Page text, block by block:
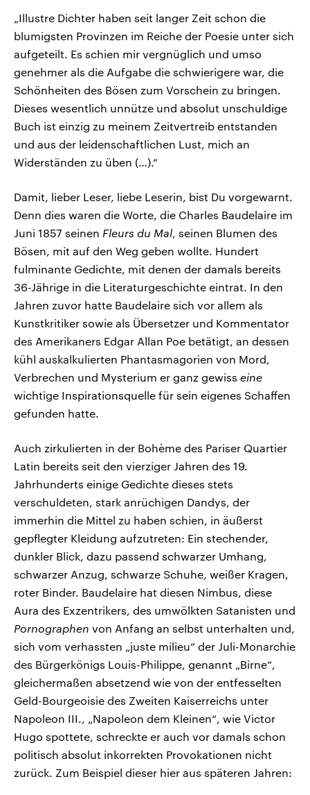
„Illustre Dichter haben seit langer Zeit schon die
blumigsten Provinzen im Reiche der Poesie unter sich
aufgeteilt. Es schien mir vergnüglich und umso
genehmer als die Aufgabe die schwierigere war, die
Schönheiten des Bösen zum Vorschein zu bringen.
Dieses wesentlich unnütze und absolut unschuldige
Buch ist einzig zu meinem Zeitvertreib entstanden
und aus der leidenschaftlichen Lust, mich an
Widerständen zu üben (…).“
Damit, lieber Leser, liebe Leserin, bist Du vorgewarnt.
Denn dies waren die Worte, die Charles Baudelaire im
Juni 1857 seinen Fleurs du Mal, seinen Blumen des
Bösen, mit auf den Weg geben wollte. Hundert
fulminante Gedichte, mit denen der damals bereits
36-Jährige in die Literaturgeschichte eintrat. In den
Jahren zuvor hatte Baudelaire sich vor allem als
Kunstkritiker sowie als Übersetzer und Kommentator
des Amerikaners Edgar Allan Poe betätigt, an dessen
kühl auskalkulierten Phantasmagorien von Mord,
Verbrechen und Mysterium er ganz gewiss eine
wichtige Inspirationsquelle für sein eigenes Schaffen
gefunden hatte.
Auch zirkulierten in der Bohème des Pariser Quartier
Latin bereits seit den vierziger Jahren des 19.
Jahrhunderts einige Gedichte dieses stets
verschuldeten, stark anrüchigen Dandys, der
immerhin die Mittel zu haben schien, in äußerst
gepflegter Kleidung aufzutreten: Ein stechender,
dunkler Blick, dazu passend schwarzer Umhang,
schwarzer Anzug, schwarze Schuhe, weißer Kragen,
roter Binder. Baudelaire hat diesen Nimbus, diese
Aura des Exzentrikers, des umwölkten Satanisten und
Pornographen von Anfang an selbst unterhalten und,
sich vom verhassten „juste milieu“ der Juli-Monarchie
des Bürgerkönigs Louis-Philippe, genannt „Birne“,
gleichermaßen absetzend wie von der entfesselten
Geld-Bourgeoisie des Zweiten Kaiserreichs unter
Napoleon III., „Napoleon dem Kleinen“, wie Victor
Hugo spottete, schreckte er auch vor damals schon
politisch absolut inkorrekten Provokationen nicht
zurück. Zum Beispiel dieser hier aus späteren Jahren: